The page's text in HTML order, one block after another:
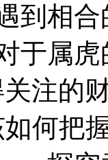
到相
于属
注的
何把